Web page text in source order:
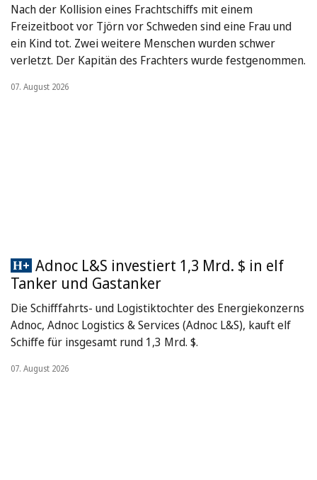
Nach der Kollision eines Frachtschiffs mit einem
Freizeitboot vor Tjörn vor Schweden sind eine Frau und
ein Kind tot. Zwei weitere Menschen wurden schwer
verletzt. Der Kapitän des Frachters wurde festgenommen.
07. August 2026
Adnoc L&S investiert 1,3 Mrd. $ in elf
Tanker und Gastanker
Die Schifffahrts- und Logistiktochter des Energiekonzerns
Adnoc, Adnoc Logistics & Services (Adnoc L&S), kauft elf
Schiffe für insgesamt rund 1,3 Mrd. $.
07. August 2026